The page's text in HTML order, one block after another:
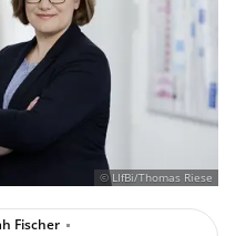
© LIfBi/Thomas Riese
Fischer